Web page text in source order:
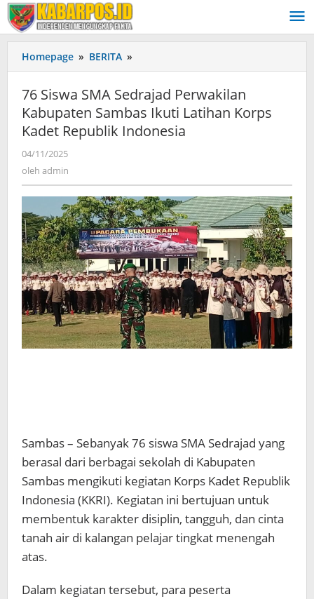
Lewati
ke
konten
Homepage » BERITA »
Siswa
SMA
Sedrajad
Perwakilan
Kabupaten
Korps
Kadet
Republik
Indonesia
76 Siswa SMA Sedrajad Perwakilan
Kabupaten Sambas Ikuti Latihan Korps
Kadet Republik Indonesia
04/11/2025
oleh admin
Sambas – Sebanyak 76 siswa SMA Sedrajad yang
berasal dari berbagai sekolah di Kabupaten
Sambas mengikuti kegiatan Korps Kadet Republik
Indonesia (KKRI). Kegiatan ini bertujuan untuk
membentuk karakter disiplin, tangguh, dan cinta
tanah air di kalangan pelajar tingkat menengah
atas.
Dalam kegiatan tersebut, para peserta